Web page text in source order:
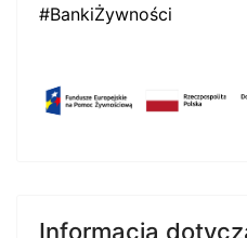
#BankiŻywności
Informacja